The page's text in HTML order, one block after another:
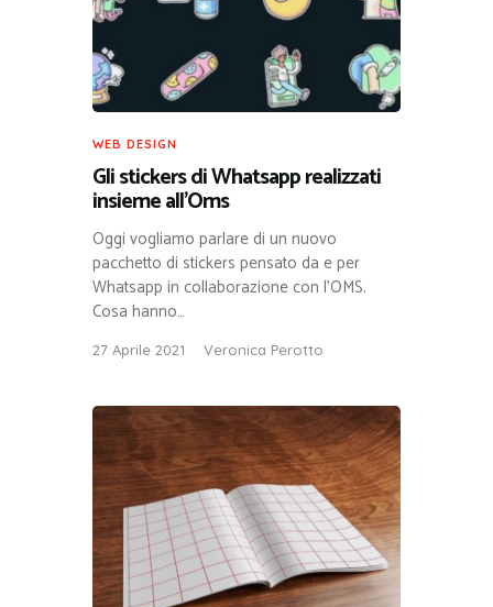
WEB DESIGN
Gli stickers di Whatsapp realizzati
insieme all’Oms
Oggi vogliamo parlare di un nuovo
pacchetto di stickers pensato da e per
Whatsapp in collaborazione con l’OMS.
Cosa hanno…
27 Aprile 2021 Veronica Perotto